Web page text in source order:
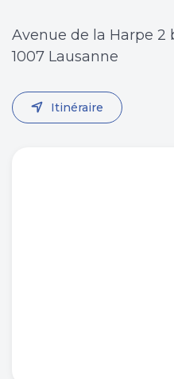
Avenue de la Harpe 2
1007 Lausanne
Itinéraire